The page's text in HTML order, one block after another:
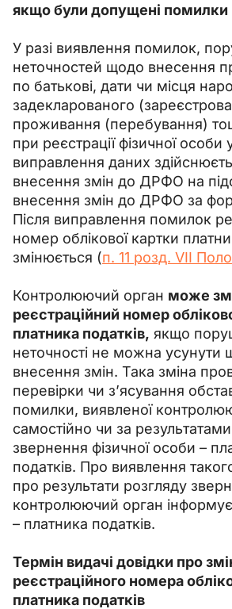
якщо були допущені помилки
У разі виявлення помилок,
неточностей щодо внесення
по батькові, дати чи місця
задекларованого
проживання (перебування)
при реєстрації фізичної
виправлення даних
внесення змін до ДРФО на
внесення змін до ДРФО за
Після виправлення помилок
номер облікової картки
змінюється (п. 11 розд. VII
Контролюючий орган може
реєстраційний номер
платника податків, якщо
неточності не можна усунути
внесення змін. Така зміна
перевірки чи з’ясування
помилки, виявленої
самостійно чи за
звернення фізичної особи –
податків. Про виявлення
про результати розгляду
контролюючий орган
– платника податків.
Термін видачі довідки про
реєстраційного номера
платника податків